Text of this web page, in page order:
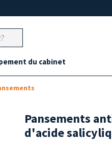
du cabinet
Pansements
d'acide